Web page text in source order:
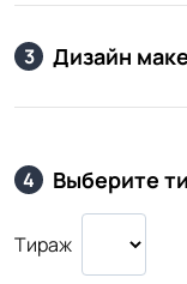
3 Дизайн
4 Выберите
Тираж